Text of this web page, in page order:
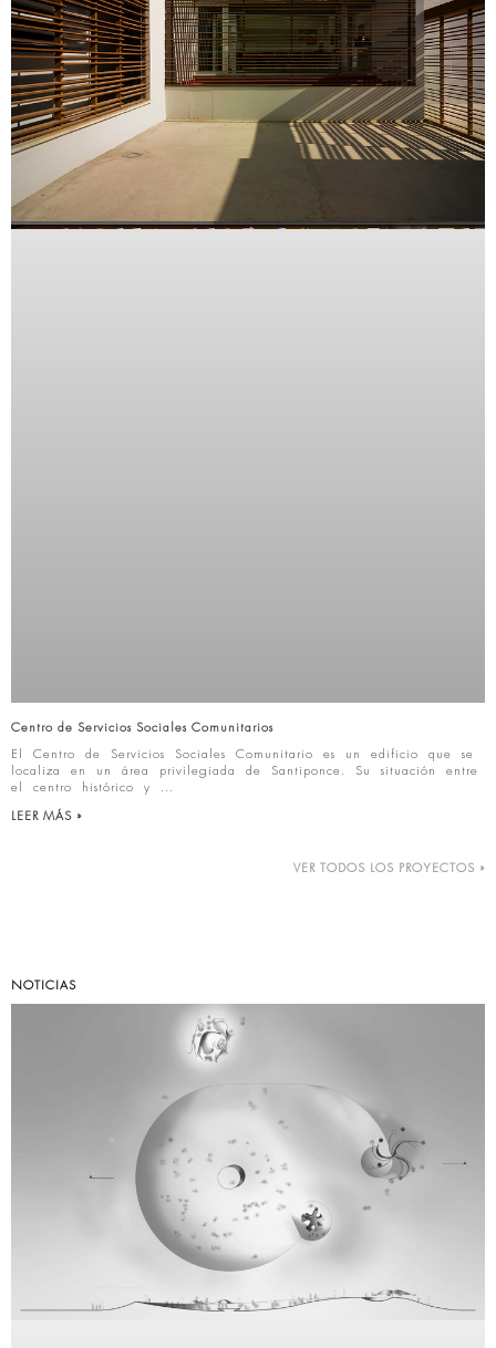
Centro de Servicios Sociales Comunitarios
El Centro de Servicios Sociales Comunitario es un edificio que se
localiza en un área privilegiada de Santiponce. Su situación entre
el centro histórico y
LEER MÁS »
VER TODOS LOS PROYECTOS »
NOTICIAS